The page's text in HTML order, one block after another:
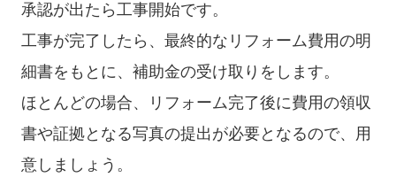
承認が出たら工事開始です。
工事が完了したら、最終的なリフォーム費用の明
細書をもとに、補助金の受け取りをします。
ほとんどの場合、リフォーム完了後に費用の領収
書や証拠となる写真の提出が必要となるので、用
意しましょう。